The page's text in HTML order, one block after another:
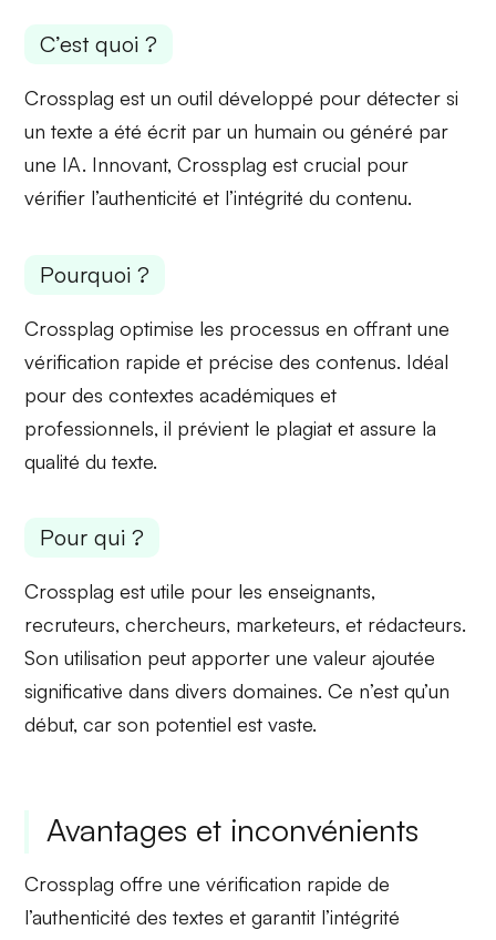
C’est quoi ?
Crossplag est un outil développé pour détecter si
un texte a été écrit par un humain ou généré par
une IA. Innovant, Crossplag est crucial pour
vérifier l’authenticité et l’intégrité du contenu.
Pourquoi ?
Crossplag optimise les processus en offrant une
vérification rapide et précise des contenus. Idéal
pour des contextes académiques et
professionnels, il prévient le plagiat et assure la
qualité du texte.
Pour qui ?
Crossplag est utile pour les enseignants,
recruteurs, chercheurs, marketeurs, et rédacteurs.
Son utilisation peut apporter unevaleur ajoutée
significative dans divers domaines. Ce n’est qu’un
début, car son potentiel est vaste.
Avantages et inconvénients
Crossplag offre une vérification rapide de
l’authenticité des textes et garantit l’intégrité